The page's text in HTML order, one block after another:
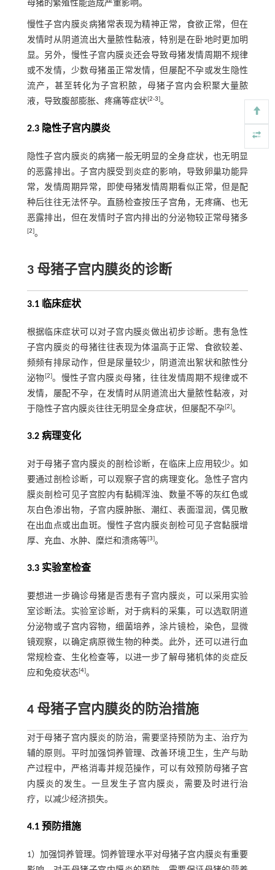
母猪的繁殖性能造成严重影响。
慢性子宫内膜炎病猪常表现为精神正常，食欲正常，但在
发情时从阴道流出大量脓性黏液，特别是在卧地时更加明
显。另外，慢性子宫内膜炎还会导致母猪发情周期不规律
或不发情，少数母猪虽正常发情，但屡配不孕或发生隐性
流产，甚至转化为子宫积脓，母猪子宫内会积聚大量脓
液，导致腹部膨胀、疼痛等症状[2-3]。
2.3 隐性子宫内膜炎
隐性子宫内膜炎的病猪一般无明显的全身症状，也无明显
的恶露排出。子宫内膜受到炎症的影响，导致卵巢功能异
常，发情周期异常，即使母猪发情周期看似正常，但是配
种后往往无法怀孕。直肠检查按压子宫角，无疼痛、也无
恶露排出，但在发情时子宫内排出的分泌物较正常母猪多
[2]。
3 母猪子宫内膜炎的诊断
3.1 临床症状
根据临床症状可以对子宫内膜炎做出初步诊断。患有急性
子宫内膜炎的母猪往往表现为体温高于正常、食欲较差、
频频有排尿动作，但是尿量较少，阴道流出絮状和脓性分
泌物[2]。慢性子宫内膜炎母猪，往往发情周期不规律或不
发情，屡配不孕，在发情时从阴道流出大量脓性黏液，对
于隐性子宫内膜炎往往无明显全身症状，但屡配不孕[2]。
3.2 病理变化
对于母猪子宫内膜炎的剖检诊断，在临床上应用较少。如
要通过剖检诊断，可以观察子宫的病理变化。急性子宫内
膜炎剖检可见子宫腔内有黏稠浑浊、数量不等的灰红色或
灰白色渗出物，子宫内膜肿胀、潮红、表面湿润，偶见散
在出血点或出血斑。慢性子宫内膜炎剖检可见子宫黏膜增
厚、充血、水肿、糜烂和溃疡等[3]。
3.3 实验室检查
要想进一步确诊母猪是否患有子宫内膜炎，可以采用实验
室诊断法。实验室诊断，对于病料的采集，可以选取阴道
分泌物或子宫内容物，细菌培养，涂片镜检，染色，显微
镜观察，以确定病原微生物的种类。此外，还可以进行血
常规检查、生化检查等，以进一步了解母猪机体的炎症反
应和免疫状态[4]。
4 母猪子宫内膜炎的防治措施
对于母猪子宫内膜炎的防治，需要坚持预防为主、治疗为
辅的原则。平时加强饲养管理、改善环境卫生，生产与助
产过程中，严格消毒并规范操作，可以有效预防母猪子宫
内膜炎的发生。一旦发生子宫内膜炎，需要及时进行治
疗，以减少经济损失。
4.1 预防措施
1）加强饲养管理。饲养管理水平对母猪子宫内膜炎有重要